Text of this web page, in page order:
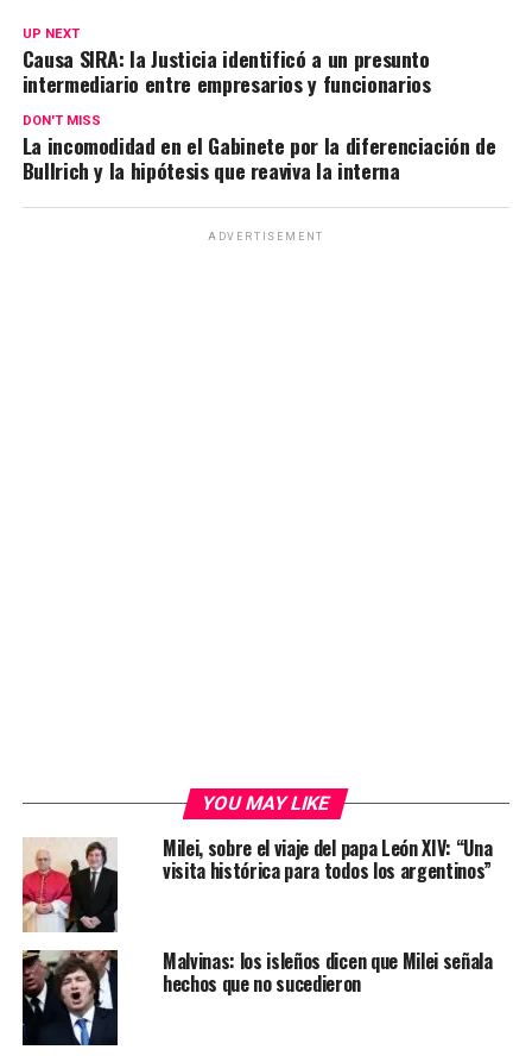
UP NEXT
Causa SIRA: la Justicia identificó a un presunto
intermediario entre empresarios y funcionarios
DON'T MISS
La incomodidad en el Gabinete por la diferenciación de
Bullrich y la hipótesis que reaviva la interna
ADVERTISEMENT
YOU MAY LIKE
Milei, sobre el viaje del papa León XIV: “Una
visita histórica para todos los argentinos”
Malvinas: los isleños dicen que Milei señala
hechos que no sucedieron